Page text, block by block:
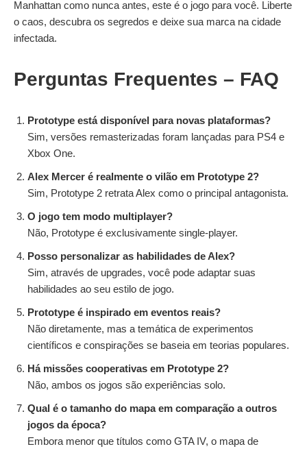
Manhattan como nunca antes, este é o jogo para você. Liberte
o caos, descubra os segredos e deixe sua marca na cidade
infectada.
Perguntas Frequentes – FAQ
Prototype está disponível para novas plataformas?
Sim, versões remasterizadas foram lançadas para PS4 e
Xbox One.
Alex Mercer é realmente o vilão em Prototype 2?
Sim, Prototype 2 retrata Alex como o principal antagonista.
O jogo tem modo multiplayer?
Não, Prototype é exclusivamente single-player.
Posso personalizar as habilidades de Alex?
Sim, através de upgrades, você pode adaptar suas
habilidades ao seu estilo de jogo.
Prototype é inspirado em eventos reais?
Não diretamente, mas a temática de experimentos
científicos e conspirações se baseia em teorias populares.
Há missões cooperativas em Prototype 2?
Não, ambos os jogos são experiências solo.
Qual é o tamanho do mapa em comparação a outros
jogos da época?
Embora menor que títulos como GTA IV, o mapa de